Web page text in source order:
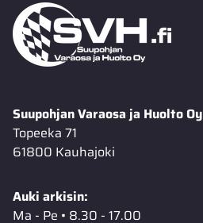
Suupohjan Varaosa ja Huolto Oy
Topeeka 71
61800 Kauhajoki
Auki arkisin:
Ma - Pe • 8.30 - 17.00